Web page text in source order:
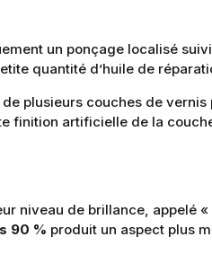
un ponçage localisé
quantité d’huile de
plusieurs couches de
finition artificielle de la
niveau de brillance, appelé
90 % produit un aspect plus